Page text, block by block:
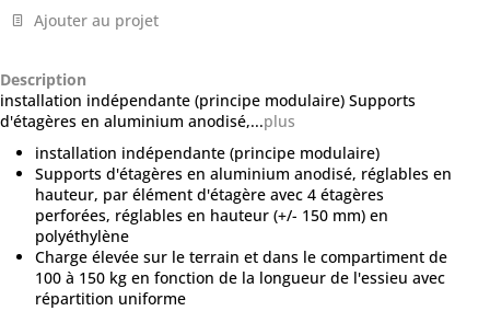
Ajouter au projet
Description
installation indépendante (principe modulaire) Supports
d'étagères en aluminium anodisé,...plus
installation indépendante (principe modulaire)
Supports d'étagères en aluminium anodisé, réglables en
hauteur, par élément d'étagère avec 4 étagères
perforées, réglables en hauteur (+/- 150 mm) en
polyéthylène
Charge élevée sur le terrain et dans le compartiment de
100 à 150 kg en fonction de la longueur de l'essieu avec
répartition uniforme